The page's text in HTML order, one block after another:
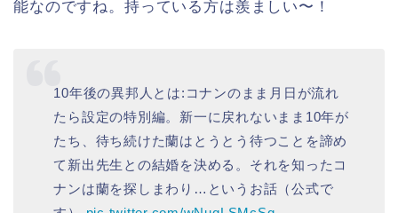
能なのですね。持っている方は羨ましい〜！
10年後の異邦人とは:コナンのまま月日が流れ
たら設定の特別編。新一に戻れないまま10年が
たち、待ち続けた蘭はとうとう待つことを諦め
て新出先生との結婚を決める。それを知ったコ
ナンは蘭を探しまわり…というお話（公式で